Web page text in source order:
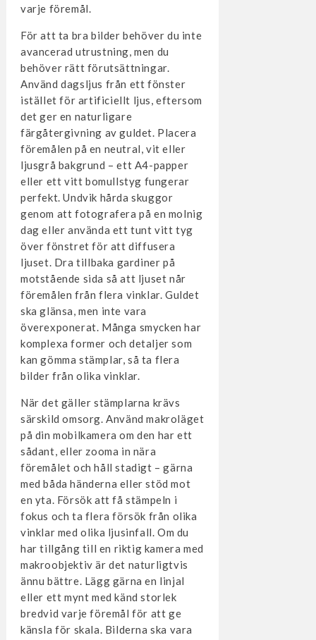
varje föremål.
För att ta bra bilder behöver du inte
avancerad utrustning, men du
behöver rätt förutsättningar.
Använd dagsljus från ett fönster
istället för artificiellt ljus, eftersom
det ger en naturligare
färgåtergivning av guldet. Placera
föremålen på en neutral, vit eller
ljusgrå bakgrund – ett A4-papper
eller ett vitt bomullstyg fungerar
perfekt. Undvik hårda skuggor
genom att fotografera på en molnig
dag eller använda ett tunt vitt tyg
över fönstret för att diffusera
ljuset. Dra tillbaka gardiner på
motstående sida så att ljuset når
föremålen från flera vinklar. Guldet
ska glänsa, men inte vara
överexponerat. Många smycken har
komplexa former och detaljer som
kan gömma stämplar, så ta flera
bilder från olika vinklar.
När det gäller stämplarna krävs
särskild omsorg. Använd makroläget
på din mobilkamera om den har ett
sådant, eller zooma in nära
föremålet och håll stadigt – gärna
med båda händerna eller stöd mot
en yta. Försök att få stämpeln i
fokus och ta flera försök från olika
vinklar med olika ljusinfall. Om du
har tillgång till en riktig kamera med
makroobjektiv är det naturligtvis
ännu bättre. Lägg gärna en linjal
eller ett mynt med känd storlek
bredvid varje föremål för att ge
känsla för skala. Bilderna ska vara